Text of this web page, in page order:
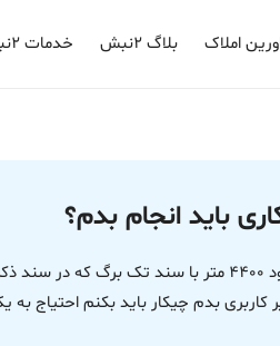
املاک بلاگ ۲نبش خدمات ۲نبش
باید انجام بدم؟
سلام زمینی خریدم در شهرستان دلیجان حدود 4400 متر با سند تک برگ که
کاربری بدم چیکار باید بکنم احتیاج به